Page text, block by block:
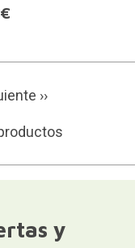
››
y